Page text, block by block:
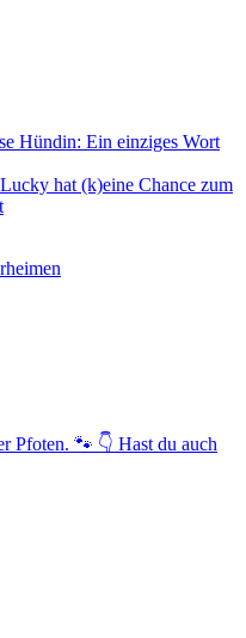
Hündin: Ein einziges Wort
hat (k)eine Chance zum
Pfoten. 🐾 👇 Hast du auch